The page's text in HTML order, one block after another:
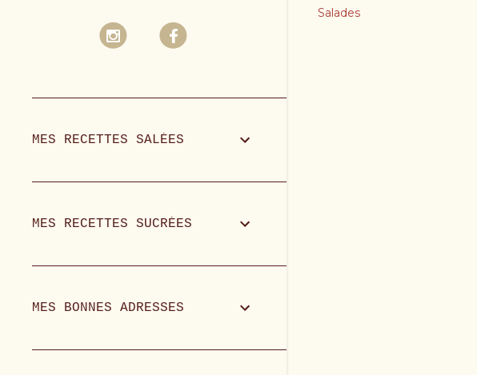
Salades
MES RECETTES SALÉES
MES RECETTES SUCRÉES
MES BONNES ADRESSES